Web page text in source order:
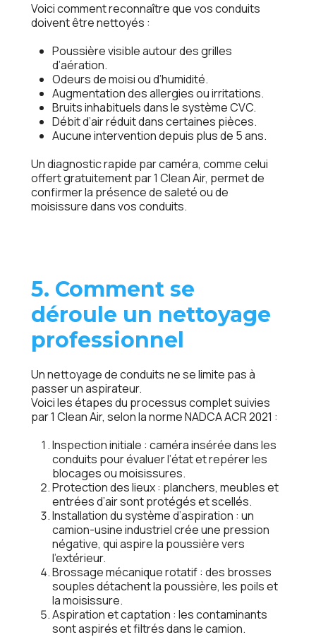
Voici comment reconnaître que vos conduits
doivent être nettoyés :
Poussière visible autour des grilles
d’aération.
Odeurs de moisi ou d’humidité.
Augmentation des allergies ou irritations.
Bruits inhabituels dans le système CVC.
Débit d’air réduit dans certaines pièces.
Aucune intervention depuis plus de 5 ans.
Un diagnostic rapide par caméra, comme celui
offert gratuitement par 1 Clean Air, permet de
confirmer la présence de saleté ou de
moisissure dans vos conduits.
5. Comment se
déroule un nettoyage
professionnel
Un nettoyage de conduits ne se limite pas à
passer un aspirateur.
Voici les étapes du processus complet suivies
par 1 Clean Air, selon la norme NADCA ACR 2021 :
Inspection initiale : caméra insérée dans les
conduits pour évaluer l’état et repérer les
blocages ou moisissures.
Protection des lieux: planchers, meubles et
entrées d’air sont protégés et scellés.
Installation du système d’aspiration : un
camion-usine industriel crée une pression
négative, qui aspire la poussière vers
l’extérieur.
Brossage mécanique rotatif: des brosses
souples détachent la poussière, les poils et
la moisissure.
Aspiration et captation : les contaminants
sont aspirés et filtrés dans le camion.